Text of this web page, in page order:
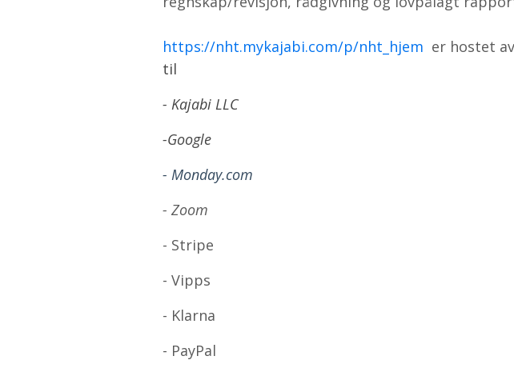
https://nht.mykajabi.com/p/nht_hjem er hostet av
til
- Kajabi LLC
-Google
- Monday.com
- Zoom
- Stripe
- Vipps
- Klarna
- PayPal